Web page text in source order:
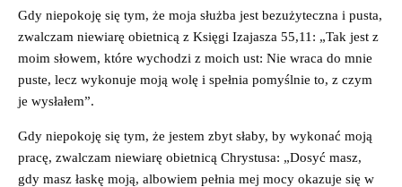
Gdy niepokoję się tym, że moja służba jest bezużyteczna i pusta,
zwalczam niewiarę obietnicą z Księgi Izajasza 55,11: „Tak jest z
moim słowem, które wychodzi z moich ust: Nie wraca do mnie
puste, lecz wykonuje moją wolę i spełnia pomyślnie to, z czym
je wysłałem”.
Gdy niepokoję się tym, że jestem zbyt słaby, by wykonać moją
pracę, zwalczam niewiarę obietnicą Chrystusa: „Dosyć masz,
gdy masz łaskę moją, albowiem pełnia mej mocy okazuje się w